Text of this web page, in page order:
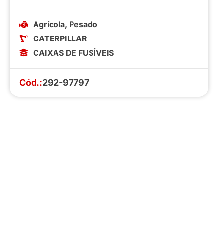
Agrícola, Pesado
CATERPILLAR
CAIXAS DE FUSÍVEIS
Cód.:292-97797